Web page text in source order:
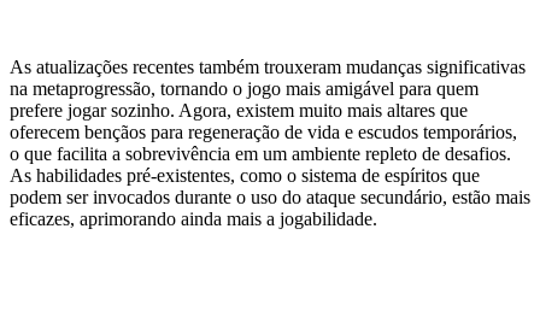
As atualizações recentes também trouxeram mudanças significativas
na metaprogressão, tornando o jogo mais amigável para quem
prefere jogar sozinho. Agora, existem muito mais altares que
oferecem bençãos para regeneração de vida e escudos temporários,
o que facilita a sobrevivência em um ambiente repleto de desafios.
As habilidades pré-existentes, como o sistema de espíritos que
podem ser invocados durante o uso do ataque secundário, estão mais
eficazes, aprimorando ainda mais a jogabilidade.